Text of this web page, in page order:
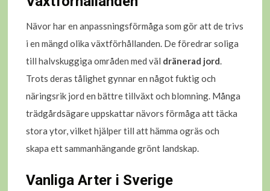
Nävor har en anpassningsförmåga som gör att de trivs
i en mängd olika växtförhållanden. De föredrar soliga
till halvskuggiga områden med väl dränerad jord.
Trots deras tålighet gynnar en något fuktig och
näringsrik jord en bättre tillväxt och blomning. Många
trädgårdsägare uppskattar nävors förmåga att täcka
stora ytor, vilket hjälper till att hämma ogräs och
skapa ett sammanhängande grönt landskap.
Vanliga Arter i Sverige